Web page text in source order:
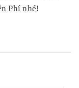
Phí nhé!